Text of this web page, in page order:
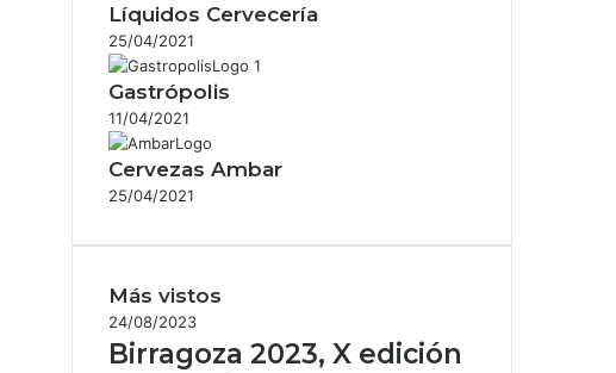
Líquidos Cervecería
25/04/2021
Gastrópolis
11/04/2021
Cervezas Ambar
25/04/2021
Más vistos
24/08/2023
Birragoza 2023, X edición